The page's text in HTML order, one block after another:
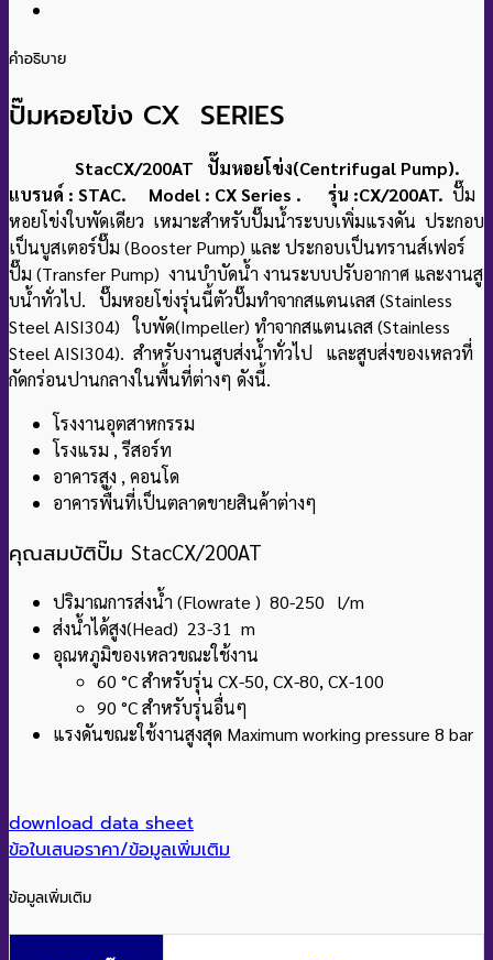
คำอธิบาย
ปั๊มหอยโข่ง CX SERIES
StacCX/200AT ปั๊มหอยโข่ง(Centrifugal Pump).
แบรนด์ : STAC. Model : CX Series . รุ่น :CX/200AT. ปั๊ม
หอยโข่งใบพัดเดียว เหมาะสําหรับปั๊มน้ำระบบเพิ่มแรงดัน ประกอบ
เป็นบูสเตอร์ปั๊ม (Booster Pump) และ ประกอบเป็นทรานส์เฟอร์
ปั๊ม (Transfer Pump) งานบําบัดน้ํา งานระบบปรับอากาศ และงานสู
บน้ําทั่วไป. ปั๊มหอยโข่งรุ่นนี้ตัวปั๊มทำจากสแตนเลส (Stainless
Steel AISI304) ใบพัด(Impeller) ทําจากสแตนเลส (Stainless
Steel AISI304). สําหรับงานสูบส่งน้ำทั่วไป และสูบส่งของเหลวที่
กัดกร่อนปานกลางในพื้นที่ต่างๆ ดังนี้.
โรงงานอุตสาหกรรม
โรงแรม , รีสอร์ท
อาคารสูง , คอนโด
อาคารพื้นที่เป็นตลาดขายสินค้าต่างๆ
คุณสมบัติปั๊ม StacCX/200AT
ปริมาณการส่งน้ำ (Flowrate ) 80-250 l/m
ส่งน้ำได้สูง(Head) 23-31 m
อุณหภูมิของเหลวขณะใช้งาน
60 °C สําหรับรุ่น CX-50, CX-80, CX-100
90 °C สำหรับรุ่นอื่นๆ
แรงดันขณะใช้งานสูงสุด Maximum working pressure 8 bar
download data sheet
ข้อใบเสนอราคา/ข้อมูลเพิ่มเติม
ข้อมูลเพิ่มเติม